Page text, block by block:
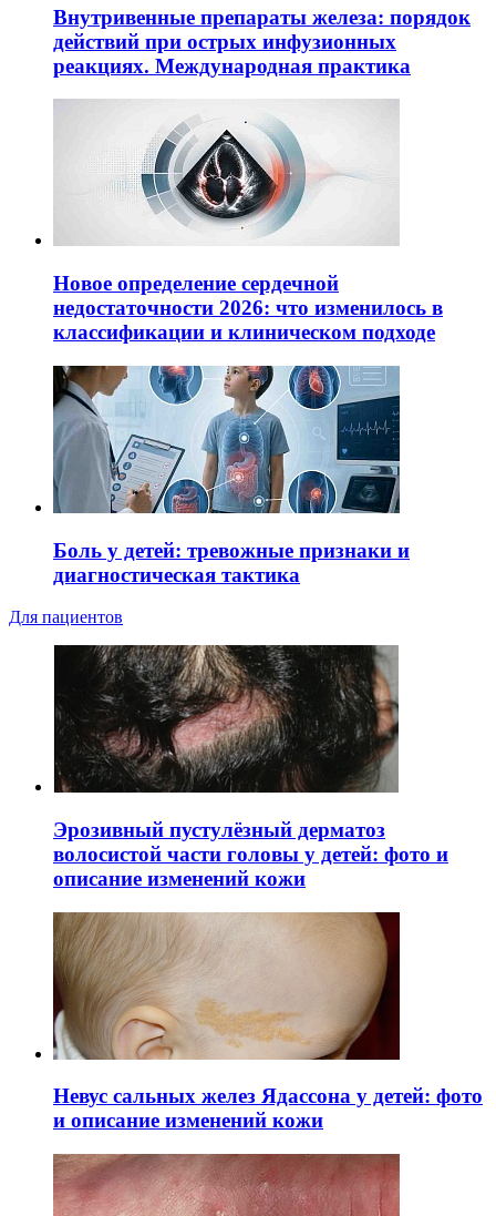
Внутривенные препараты железа: порядок
действий при острых инфузионных
реакциях. Международная практика
Новое определение сердечной
недостаточности 2026: что изменилось в
классификации и клиническом подходе
Боль у детей: тревожные признаки и
диагностическая тактика
Для пациентов
Эрозивный пустулёзный дерматоз
волосистой части головы у детей: фото и
описание изменений кожи
Невус сальных желез Ядассона у детей: фото
и описание изменений кожи